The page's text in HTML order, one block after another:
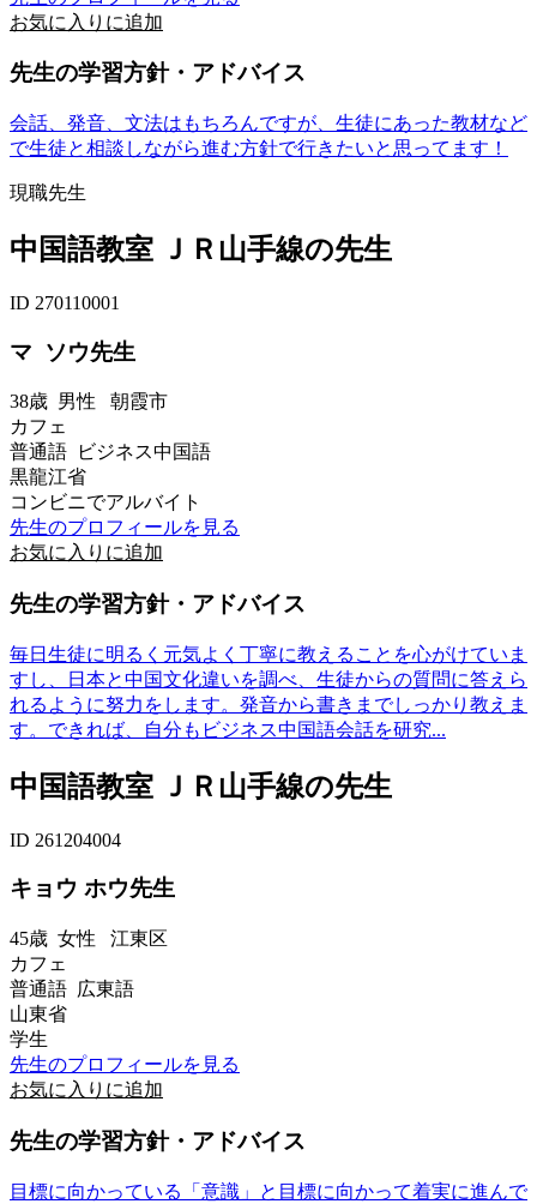
お気に入りに追加
先生の学習方針・アドバイス
会話、発音、文法はもちろんですが、生徒にあった教材など
で生徒と相談しながら進む方針で行きたいと思ってます！
現職先生
中国語教室 ＪＲ山手線の先生
ID 270110001
マ ソウ先生
38歳 男性 朝霞市
カフェ
普通語 ビジネス中国語
黒龍江省
コンビニでアルバイト
先生のプロフィールを見る
お気に入りに追加
先生の学習方針・アドバイス
毎日生徒に明るく元気よく丁寧に教えることを心がけていま
すし、日本と中国文化違いを調べ、生徒からの質問に答えら
れるように努力をします。発音から書きまでしっかり教えま
す。できれば、自分もビジネス中国語会話を研究...
中国語教室 ＪＲ山手線の先生
ID 261204004
キョウ ホウ先生
45歳 女性 江東区
カフェ
普通語 広東語
山東省
学生
先生のプロフィールを見る
お気に入りに追加
先生の学習方針・アドバイス
目標に向かっている「意識」と目標に向かって着実に進んで